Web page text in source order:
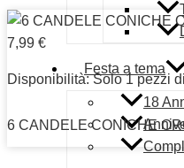
Festa a tema
18
Pagamento
Termini e
7,99 €
Disponibilità: Solo 1 pezzi
6 CANDELE CONICHE